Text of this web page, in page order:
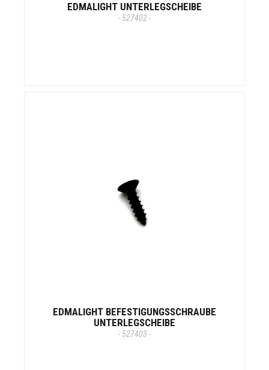
EDMALIGHT UNTERLEGSCHEIBE
- 527402 -
EDMALIGHT BEFESTIGUNGSSCHRAUBE
UNTERLEGSCHEIBE
- 527403 -